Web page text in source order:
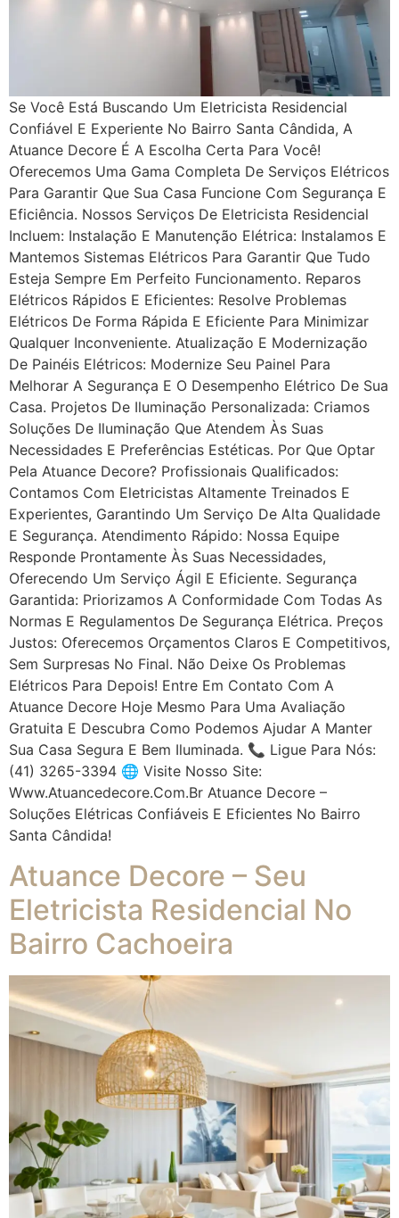
Se Você Está Buscando Um Eletricista Residencial
Confiável E Experiente No Bairro Santa Cândida, A
Atuance Decore É A Escolha Certa Para Você!
Oferecemos Uma Gama Completa De Serviços Elétricos
Para Garantir Que Sua Casa Funcione Com Segurança E
Eficiência. Nossos Serviços De Eletricista Residencial
Incluem: Instalação E Manutenção Elétrica: Instalamos E
Mantemos Sistemas Elétricos Para Garantir Que Tudo
Esteja Sempre Em Perfeito Funcionamento. Reparos
Elétricos Rápidos E Eficientes: Resolve Problemas
Elétricos De Forma Rápida E Eficiente Para Minimizar
Qualquer Inconveniente. Atualização E Modernização
De Painéis Elétricos: Modernize Seu Painel Para
Melhorar A Segurança E O Desempenho Elétrico De Sua
Casa. Projetos De Iluminação Personalizada: Criamos
Soluções De Iluminação Que Atendem Às Suas
Necessidades E Preferências Estéticas. Por Que Optar
Pela Atuance Decore? Profissionais Qualificados:
Contamos Com Eletricistas Altamente Treinados E
Experientes, Garantindo Um Serviço De Alta Qualidade
E Segurança. Atendimento Rápido: Nossa Equipe
Responde Prontamente Às Suas Necessidades,
Oferecendo Um Serviço Ágil E Eficiente. Segurança
Garantida: Priorizamos A Conformidade Com Todas As
Normas E Regulamentos De Segurança Elétrica. Preços
Justos: Oferecemos Orçamentos Claros E Competitivos,
Sem Surpresas No Final. Não Deixe Os Problemas
Elétricos Para Depois! Entre Em Contato Com A
Atuance Decore Hoje Mesmo Para Uma Avaliação
Gratuita E Descubra Como Podemos Ajudar A Manter
Sua Casa Segura E Bem Iluminada. 📞 Ligue Para Nós:
(41) 3265-3394 🌐 Visite Nosso Site:
Www.atuancedecore.com.br Atuance Decore –
Soluções Elétricas Confiáveis E Eficientes No Bairro
Santa Cândida!
Atuance Decore – Seu
Eletricista Residencial No
Bairro Cachoeira